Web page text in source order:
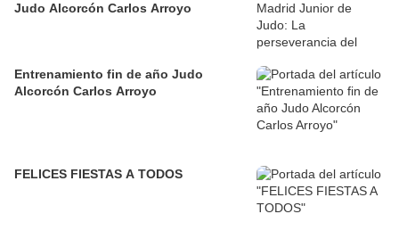
Judo Alcorcón Carlos Arroyo
Entrenamiento fin de año Judo
Alcorcón Carlos Arroyo
FELICES FIESTAS A TODOS